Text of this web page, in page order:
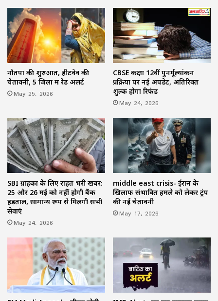
नौतपा की शुरुआत, हीटवेव की
चेतावनी, 5 जिलों में रेड अलर्ट
May 25, 2026
CBSE कक्षा 12वीं पुनर्मूल्यांकन
प्रक्रिया पर नई अपडेट, अतिरिक्त
शुल्क होगा रिफंड
May 24, 2026
SBI ग्राहकों के लिए राहत भरी खबर:
25 और 26 मई को नहीं होगी बैंक
हड़ताल, सामान्य रूप से मिलेंगी सभी
सेवाएं
May 24, 2026
middle east crisis- ईरान के
खिलाफ संभावित हमले को लेकर ट्रंप
की नई चेतावनी
May 17, 2026